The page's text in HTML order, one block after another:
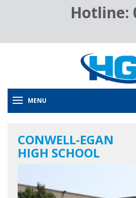
Hotline:
MENU
CONWELL-
HIGH SCHOOL